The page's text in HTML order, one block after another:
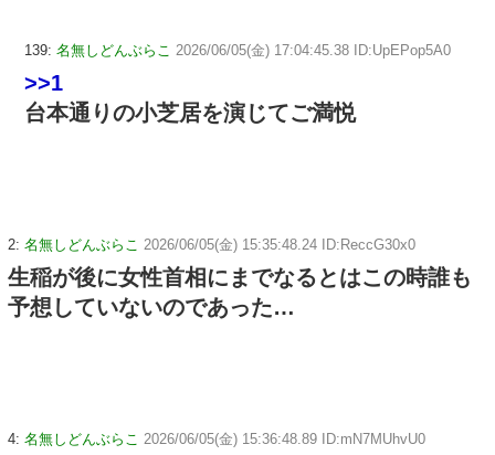
139: 名無しどんぶらこ 2026/06/05(金) 17:04:45.38 ID:UpEPop5A0
>>1
台本通りの小芝居を演じてご満悦
2: 名無しどんぶらこ 2026/06/05(金) 15:35:48.24 ID:ReccG30x0
生稲が後に女性首相にまでなるとはこの時誰も
予想していないのであった…
4: 名無しどんぶらこ 2026/06/05(金) 15:36:48.89 ID:mN7MUhvU0